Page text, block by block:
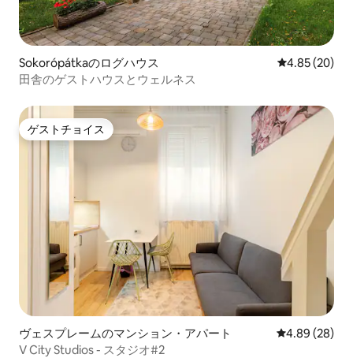
Sokorópátkaのログハウス レビュー20
4.85 (20)
田舎のゲストハウスとウェルネス
ゲストチョイス
ゲストチョイス
ヴェスプレームのマンション・アパート レビュー28
4.89 (28)
V City Studios - スタジオ#2